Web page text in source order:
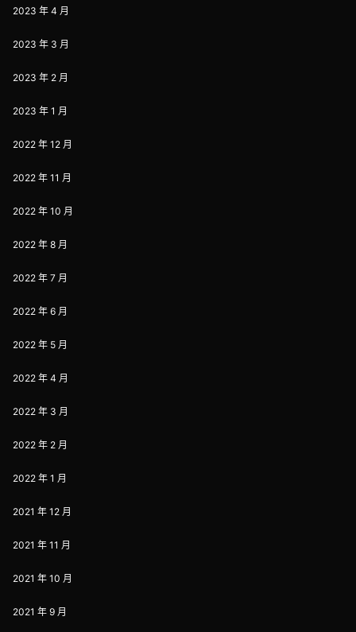
2023 年 4 月
2023 年 3 月
2023 年 2 月
2023 年 1 月
2022 年 12 月
2022 年 11 月
2022 年 10 月
2022 年 8 月
2022 年 7 月
2022 年 6 月
2022 年 5 月
2022 年 4 月
2022 年 3 月
2022 年 2 月
2022 年 1 月
2021 年 12 月
2021 年 11 月
2021 年 10 月
2021 年 9 月